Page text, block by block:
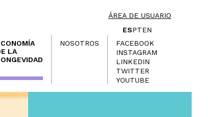
ÁREA DE USUARIO
ESPTEN
LA
NOSOTROS
FACEBOOK
INSTAGRAM
LINKEDIN
TWITTER
YOUTUBE